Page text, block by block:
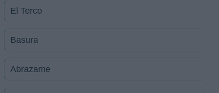
El Terco
Basura
Abrazame